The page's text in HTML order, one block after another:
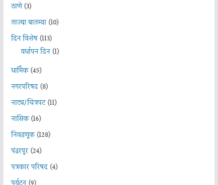
ठाणे(3)
ताज्या बातम्या(10)
दिन विशेष(113)
वर्धापन दिन(1)
धार्मिक(45)
नगरपरिषद(8)
नाट्य/चित्रपट(11)
नासिक(16)
निवडणूक(128)
पंढरपूर(24)
पत्रकार परिषद(4)